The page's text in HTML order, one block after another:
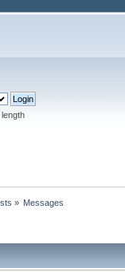
» Messages